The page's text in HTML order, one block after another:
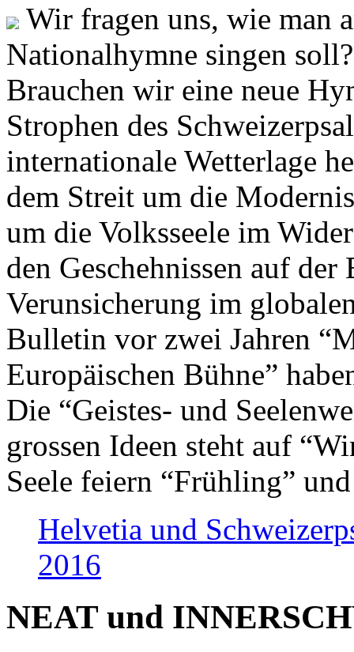
Wir fragen uns, wie man
Nationalhymne singen
Brauchen wir eine neue
Strophen des
internationale Wetterlage
dem Streit um die
um die Volksseele im
den Geschehnissen auf
Verunsicherung im
Bulletin vor zwei Jahren
Europäischen Bühne”
Die “Geistes- und
grossen Ideen steht auf
Seele feiern “Frühling”
Helvetia und
2016
NEAT und